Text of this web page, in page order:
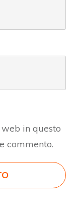
in questo
commento.